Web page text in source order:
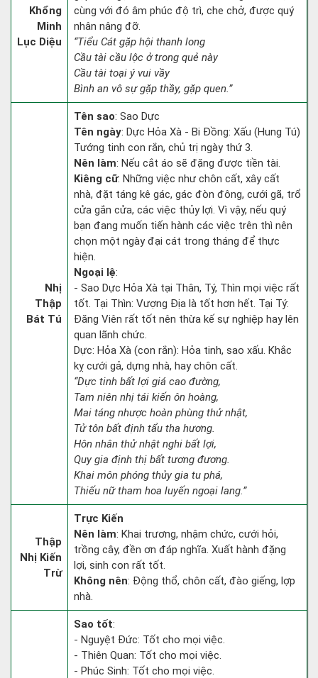
Khổng
Minh
Lục Diệu
cùng với đó âm phúc độ trì, che chở, được quý
nhân nâng đỡ.
“Tiểu Cát gặp hội thanh long
Cầu tài cầu lộc ở trong quẻ này
Cầu tài toại ý vui vầy
Bình an vô sự gặp thầy, gặp quen.”
Nhị
Thập
Bát Tú
Tên sao: Sao Dực
Tên ngày: Dực Hỏa Xà - Bi Đồng: Xấu (Hung Tú)
Tướng tinh con rắn, chủ trị ngày thứ 3.
Nên làm: Nếu cắt áo sẽ đặng được tiền tài.
Kiêng cữ: Những việc như chôn cất, xây cất
nhà, đặt táng kê gác, gác đòn đông, cưới gã, trổ
cửa gắn cửa, các việc thủy lợi. Vì vậy, nếu quý
bạn đang muốn tiến hành các việc trên thì nên
chọn một ngày đại cát trong tháng để thực
hiện.
Ngoại lệ:
- Sao Dực Hỏa Xà tại Thân, Tý, Thìn mọi việc rất
tốt. Tại Thìn: Vượng Địa là tốt hơn hết. Tại Tý:
Đăng Viên rất tốt nên thừa kế sự nghiệp hay lên
quan lãnh chức.
Dực: Hỏa Xà (con rắn): Hỏa tinh, sao xấu. Khắc
kỵ cưới gả, dựng nhà, hay chôn cất.
“Dực tinh bất lợi giá cao đường,
Tam niên nhị tái kiến ôn hoàng,
Mai táng nhược hoàn phùng thử nhật,
Tử tôn bất định tẩu tha hương.
Hôn nhân thử nhật nghi bất lợi,
Quy gia định thị bất tương đương.
Khai môn phóng thủy gia tu phá,
Thiếu nữ tham hoa luyến ngoại lang.”
Thập
Nhị Kiến
Trừ
Trực Kiến
Nên làm: Khai trương, nhậm chức, cưới hỏi,
trồng cây, đền ơn đáp nghĩa. Xuất hành đặng
lợi, sinh con rất tốt.
Không nên: Động thổ, chôn cất, đào giếng, lợp
nhà.
Sao tốt:
- Nguyệt Đức: Tốt cho mọi việc.
- Thiên Quan: Tốt cho mọi việc.
- Phúc Sinh: Tốt cho mọi việc.